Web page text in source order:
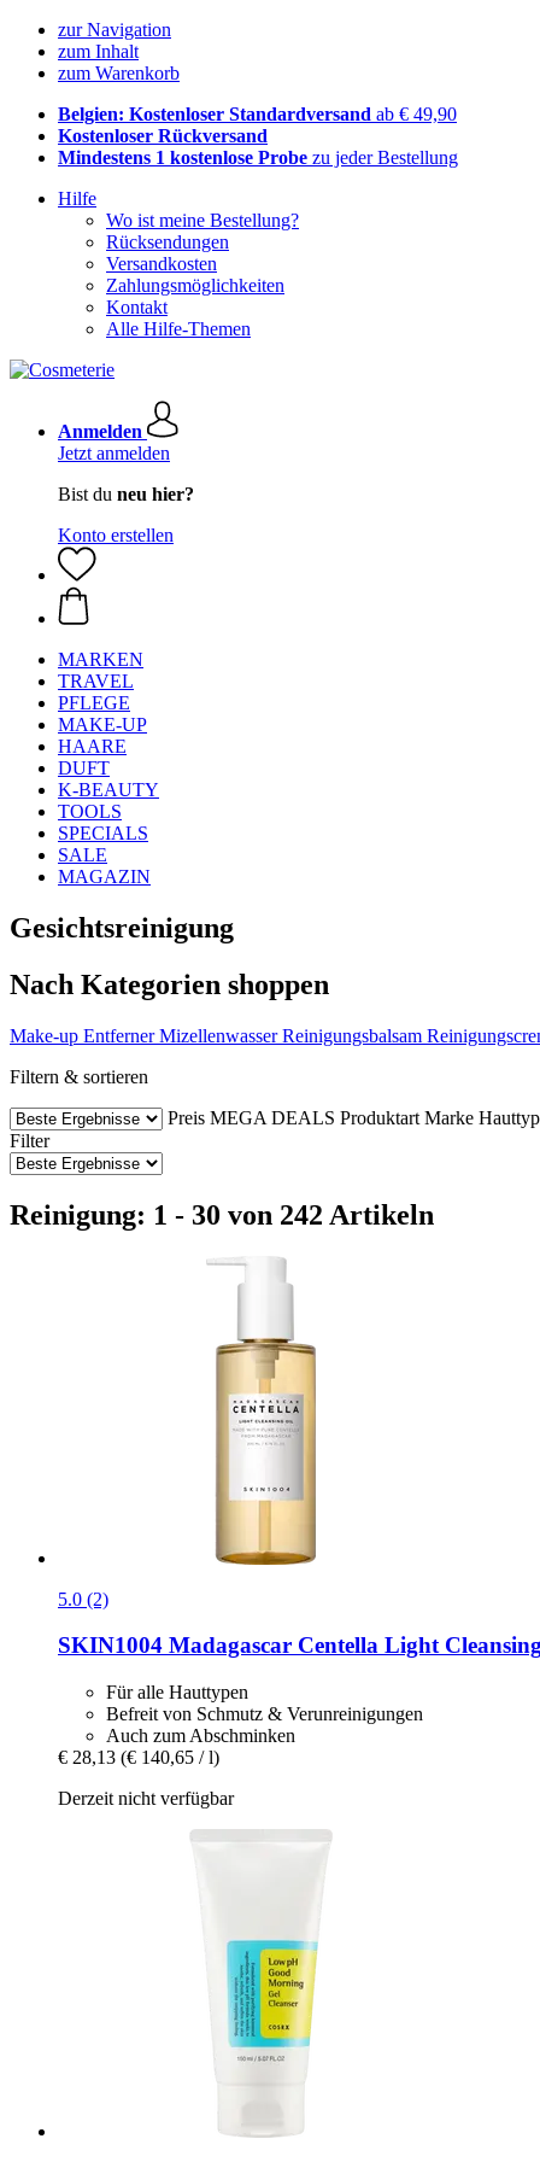
zur Navigation
zum Inhalt
zum Warenkorb
Belgien: Kostenloser Standardversand ab € 49,90
Kostenloser Rückversand
Mindestens 1 kostenlose Probe zu jeder Bestellung
Hilfe
Wo ist meine Bestellung?
Rücksendungen
Versandkosten
Zahlungsmöglichkeiten
Kontakt
Alle Hilfe-Themen
Anmelden
Jetzt anmelden
Bist du neu hier?
Konto erstellen
MARKEN
TRAVEL
PFLEGE
MAKE-UP
HAARE
DUFT
K-BEAUTY
TOOLS
SPECIALS
SALE
MAGAZIN
Gesichtsreinigung
Nach Kategorien shoppen
Make-up Entferner Mizellenwasser Reinigungsbalsam
Filtern & sortieren
Preis MEGA DEALS Produktart Marke Hauttyp
Filter
Reinigung: 1 - 30 von 242 Artikeln
5.0 (2)
SKIN1004 Madagascar Centella Light
Für alle Hauttypen
Befreit von Schmutz & Verunreinigungen
Auch zum Abschminken
€ 28,13 (€ 140,65 / l)
Derzeit nicht verfügbar